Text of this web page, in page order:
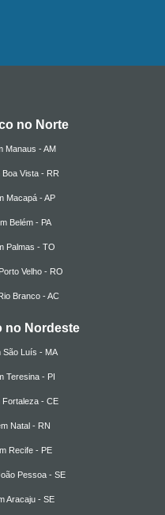
no Norte
Manaus - AM
Vista - RR
Macapá - AP
Belém - PA
Palmas - TO
Velho - RO
Branco - AC
no Nordeste
São Luís - MA
Teresina - PI
Fortaleza - CE
Natal - RN
Recife - PE
Pessoa - SE
Aracaju - SE